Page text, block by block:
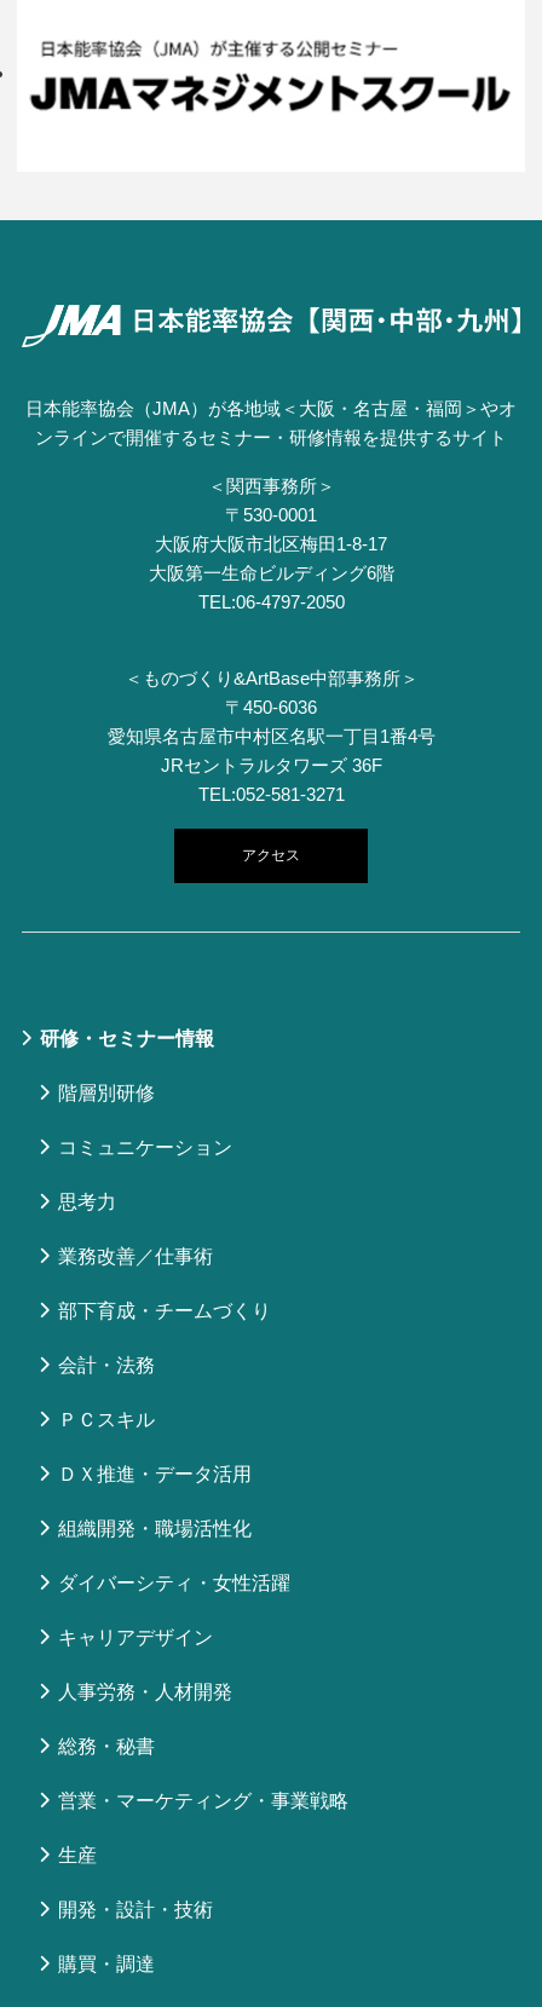
日本能率協会（JMA）が各地域＜大阪・名古屋・福岡＞やオ
ンラインで開催するセミナー・研修情報を提供するサイト
＜関西事務所＞
〒530-0001
⼤阪府⼤阪市北区梅⽥1-8-17
⼤阪第⼀⽣命ビルディング6階
TEL:06-4797-2050
＜ものづくり&ArtBase中部事務所＞
〒450-6036
愛知県名古屋市中村区名駅一丁目1番4号
JRセントラルタワーズ 36F
TEL:052-581-3271
アクセス
研修・セミナー情報
階層別研修
コミュニケーション
思考力
業務改善／仕事術
部下育成・チームづくり
会計・法務
ＰＣスキル
ＤＸ推進・データ活用
組織開発・職場活性化
ダイバーシティ・女性活躍
キャリアデザイン
人事労務・人材開発
総務・秘書
営業・マーケティング・事業戦略
生産
開発・設計・技術
購買・調達